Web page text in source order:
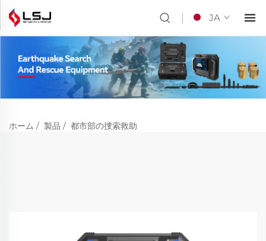
JA
ホーム / 製品 / 都市部の捜索救助